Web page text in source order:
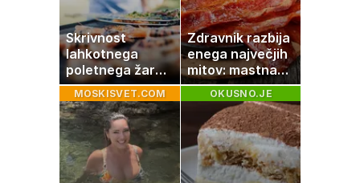
Skrivnost
lahkotnega
poletnega žara,
po katerem ne
boste
potrebovali
popoldanskega
spanca
Zdravnik razbija
enega največjih
mitov: mastna
jetra ne
nastanejo zaradi
slanine, temveč
zaradi živila, ki
ga imamo vsi
radi
MOSKISVET.COM OKUSNO.JE